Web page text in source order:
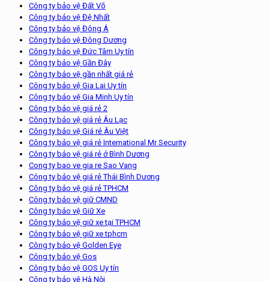
Công ty bảo vệ Đất Võ
Công ty bảo vệ Đệ Nhất
Công ty bảo vệ Đông Á
Công ty bảo vệ Đông Dương
Công ty bảo vệ Đức Tâm Uy tín
Công ty bảo vệ Gần Đây
Công ty bảo vệ gần nhất giá rẻ
Công ty bảo vệ Gia Lai Uy tín
Công ty bảo vệ Gia Minh Uy tín
Công ty bảo vệ giá rẻ 2
Công ty bảo vệ giá rẻ Âu Lạc
Công ty bảo vệ Giá rẻ Âu Việt
Công ty bảo vệ giá rẻ International Mr Security
Công ty bảo vệ giá rẻ ở Bình Dương
Cong ty bao ve gia re Sao Vang
Công ty bảo vệ giá rẻ Thái Bình Dương
Công ty bảo vệ giá rẻ TPHCM
Công ty bảo vệ giữ CMND
Công ty bảo vệ Giữ Xe
Công ty bảo vệ giữ xe tại TPHCM
Công ty bảo vệ giữ xe tphcm
Công ty bảo vệ Golden Eye
Công ty bảo vệ Gos
Công ty bảo vệ GOS Uy tín
Công ty bảo vệ Hà Nội